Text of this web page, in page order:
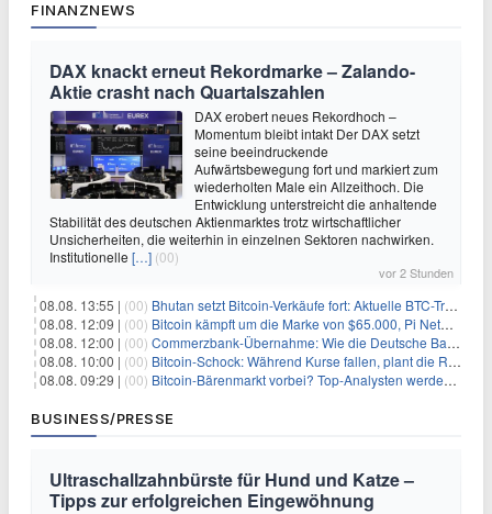
FINANZNEWS
DAX knackt erneut Rekordmarke – Zalando-
Aktie crasht nach Quartalszahlen
DAX erobert neues Rekordhoch –
Momentum bleibt intakt Der DAX setzt
seine beeindruckende
Aufwärtsbewegung fort und markiert zum
wiederholten Male ein Allzeithoch. Die
Entwicklung unterstreicht die anhaltende
Stabilität des deutschen Aktienmarktes trotz wirtschaftlicher
Unsicherheiten, die weiterhin in einzelnen Sektoren nachwirken.
Institutionelle […] (00)
vor 2 Stunden
08.08. 13:55 | (00) Bhutan setzt Bitcoin-Verkäufe fort: Aktuelle BTC-Transaktionen
08.08. 12:09 | (00) Bitcoin kämpft um die Marke von $65.000, Pi Network gewinnt an Unterstützung
08.08. 12:00 | (00) Commerzbank-Übernahme: Wie die Deutsche Bank im Schatten zum großen Gewinner wird
08.08. 10:00 | (00) Bitcoin-Schock: Während Kurse fallen, plant die Regierung die Steuer-Bombe
08.08. 09:29 | (00) Bitcoin-Bärenmarkt vorbei? Top-Analysten werden optimistisch, aber die Geschichte sagt etwas anderes
BUSINESS/PRESSE
Ultraschallzahnbürste für Hund und Katze –
Tipps zur erfolgreichen Eingewöhnung